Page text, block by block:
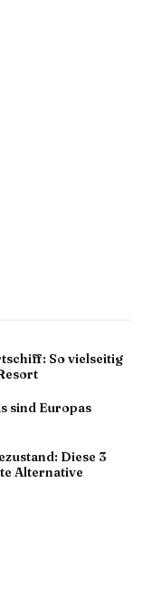
So vielseitig
sind Europas
Diese 3
Alternative